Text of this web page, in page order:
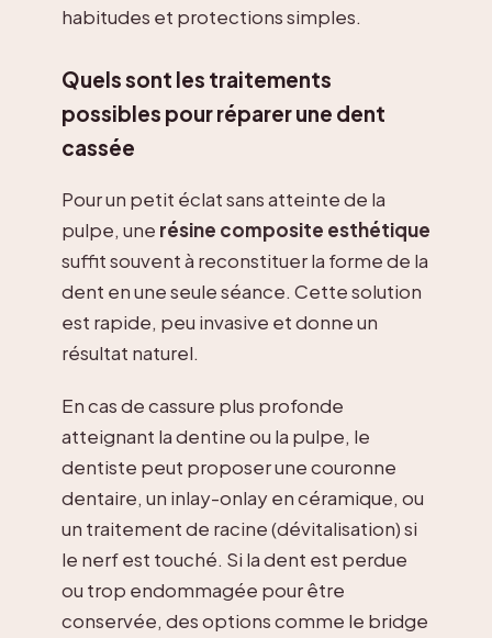
habitudes et protections simples.
Quels sont les traitements
possibles pour réparer une dent
cassée
Pour un petit éclat sans atteinte de la
pulpe, une résine composite esthétique
suffit souvent à reconstituer la forme de la
dent en une seule séance. Cette solution
est rapide, peu invasive et donne un
résultat naturel.
En cas de cassure plus profonde
atteignant la dentine ou la pulpe, le
dentiste peut proposer une couronne
dentaire, un inlay-onlay en céramique, ou
un traitement de racine (dévitalisation) si
le nerf est touché. Si la dent est perdue
ou trop endommagée pour être
conservée, des options comme le bridge